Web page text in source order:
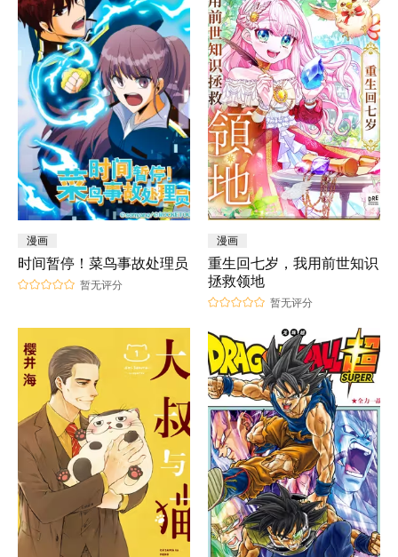
漫画
时间暂停！菜鸟事故处理员
暂无评分
漫画
重生回七岁，我用前世知识
拯救领地
暂无评分